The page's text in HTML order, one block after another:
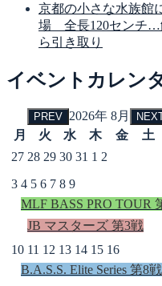
京都の小さな水族館
場 全長120センチ…
ら引き取り
イベントカレン
PREV 2026年 8月
月 火 水 木 金 土
27 28 29 30 31 1 2
3 4 5 6 7 8 9
MLF BASS PRO TOUR
JB マスターズ 第3戦
10 11 12 13 14 15 16
B.A.S.S. Elite Series 第8戦